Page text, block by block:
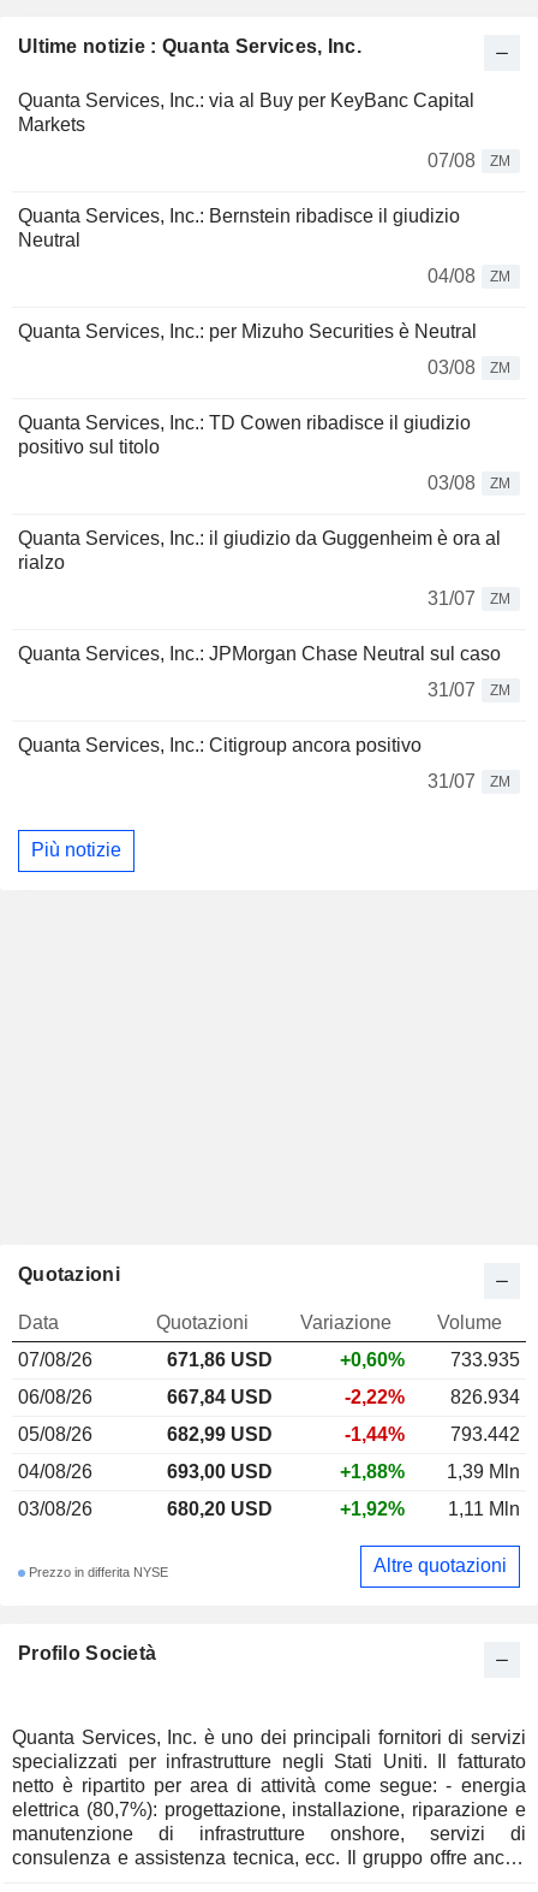
Ultime notizie : Quanta Services, Inc.
Quanta Services, Inc.: via al Buy per KeyBanc Capital
Markets
07/08
ZM
Quanta Services, Inc.: Bernstein ribadisce il giudizio
Neutral
04/08
ZM
Quanta Services, Inc.: per Mizuho Securities è Neutral
03/08
ZM
Quanta Services, Inc.: TD Cowen ribadisce il giudizio
positivo sul titolo
03/08
ZM
Quanta Services, Inc.: il giudizio da Guggenheim è ora al
rialzo
31/07
ZM
Quanta Services, Inc.: JPMorgan Chase Neutral sul caso
31/07
ZM
Quanta Services, Inc.: Citigroup ancora positivo
31/07
ZM
Più notizie
Profilo Società
Quanta Services, Inc. è uno dei principali fornitori di servizi
specializzati per infrastrutture negli Stati Uniti. Il fatturato
netto è ripartito per area di attività come segue: - energia
elettrica (80,7%): progettazione, installazione, riparazione e
manutenzione di infrastrutture onshore, servizi di
consulenza e assistenza tecnica, ecc. Il gruppo offre anche
Quotazioni
Data Quotazioni Variazione
Volume
07/08/26
671,86 USD +0,60%
733.935
06/08/26
667,84 USD -2,22%
826.934
05/08/26
682,99 USD -1,44%
793.442
04/08/26
693,00 USD +1,88%
1,39 Mln
03/08/26
680,20 USD +1,92% 1,11 Mln
Prezzo in differita NYSE Altre quotazioni